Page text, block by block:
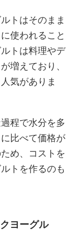
トはそのまま
使われること
トは料理やデ
増えており、
気がありま
程で水分を多
比べて価格が
め、コストを
トを作るのも
ヨーグル